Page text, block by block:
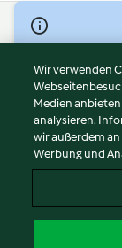
© Copyright 2026
Disclaimer
Impressum
Cookies
Abo kündigen
Wir verwenden
Medien
analysieren.
wir außerdem
Werbung und